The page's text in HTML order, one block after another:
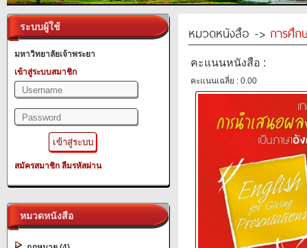
ระบบผู้ใช้
มหาวิทยาลัยเจ้าพระยา
เข้าสู่ระบบสมาชิก
สมัครสมาชิก ลืมรหัสผ่าน
หมวดหนังสือ
หมวดหนังสือ -> การศึก
คะแนนหนังสือ :
คะแนนเฉลี่ย : 0.00